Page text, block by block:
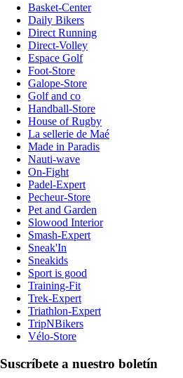
Basket-Center
Daily Bikers
Direct Running
Direct-Volley
Espace Golf
Foot-Store
Galope-Store
Golf and co
Handball-Store
House of Rugby
La sellerie de Maé
Made in Paradis
Nauti-wave
On-Fight
Padel-Expert
Pecheur-Store
Pet and Garden
Slowood Interior
Smash-Expert
Sneak'In
Sneakids
Sport is good
Training-Fit
Trek-Expert
Triathlon-Expert
TripNBikers
Vélo-Store
Suscríbete a nuestro boletín